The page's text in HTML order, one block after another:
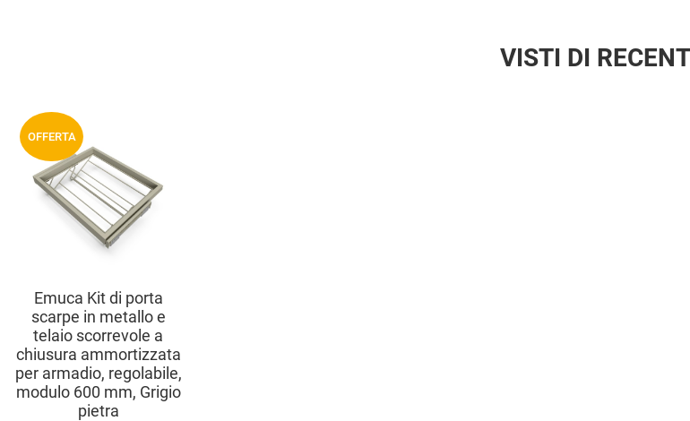
VISTI DI
OFFERTA
Emuca Kit di porta
scarpe in metallo e
telaio scorrevole a
chiusura ammortizzata
per armadio, regolabile,
modulo 600 mm, Grigio
pietra